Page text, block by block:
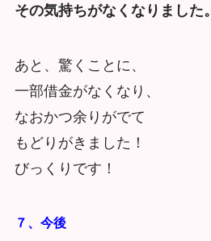
その気持ちがなくなりました。
あと、驚くことに、
一部借金がなくなり、
なおかつ余りがでて
もどりがきました！
びっくりです！
７、今後